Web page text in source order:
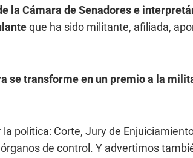
la Cámara de Senadores e
que ha sido militante, afiliada,
se transforme en un premio a la
política: Corte, Jury de
de control. Y advertimos